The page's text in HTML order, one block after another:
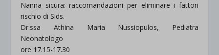
Nanna sicura: raccomandazioni per eliminare i fattori
rischio di Sids.
Dr.ssa Athina Maria Nussiopulos, Pediatra
Neonatologo
ore 17.15-17.30